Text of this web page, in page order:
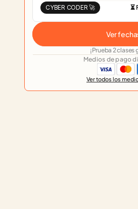
CYBER CODER 🚀 ⏳
Ver
¡Prueba 2 clases
Medios de pago
Ver todos los